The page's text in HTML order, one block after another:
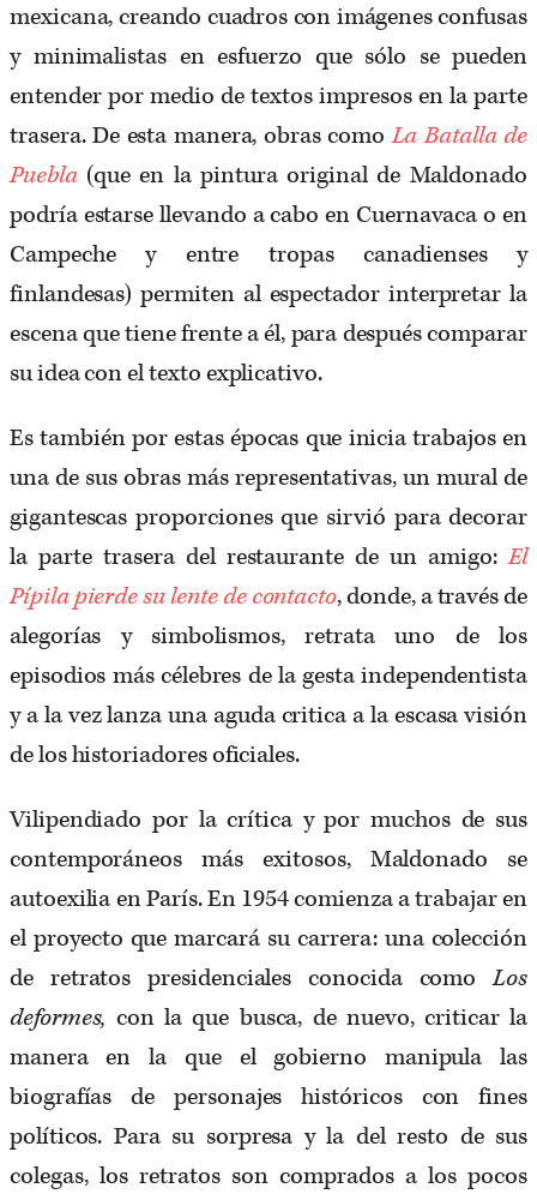
mexicana, creando cuadros con imágenes confusas
y minimalistas en esfuerzo que sólo se pueden
entender por medio de textos impresos en la parte
trasera. De esta manera, obras comoLa Batalla de
Puebla(que en la pintura original de Maldonado
podría estarse llevando a cabo en Cuernavaca o en
Campeche y entre tropas canadienses y
finlandesas) permiten al espectador interpretar la
escena que tiene frente a él, para después comparar
su idea con el texto explicativo.
Es también por estas épocas que inicia trabajos en
una de sus obras más representativas, un mural de
gigantescas proporciones que sirvió para decorar
la parte trasera del restaurante de un amigo:El
Pípila pierde su lente de contacto, donde, a través de
alegorías y simbolismos, retrata uno de los
episodios más célebres de la gesta independentista
y a la vez lanza una aguda critica a la escasa visión
de los historiadores oficiales.
Vilipendiado por la crítica y por muchos de sus
contemporáneos más exitosos, Maldonado se
autoexilia en París. En 1954 comienza a trabajar en
el proyecto que marcará su carrera: una colección
de retratos presidenciales conocida comoLos
deformes, con la que busca, de nuevo, criticar la
manera en la que el gobierno manipula las
biografías de personajes históricos con fines
políticos. Para su sorpresa y la del resto de sus
colegas, los retratos son comprados a los pocos